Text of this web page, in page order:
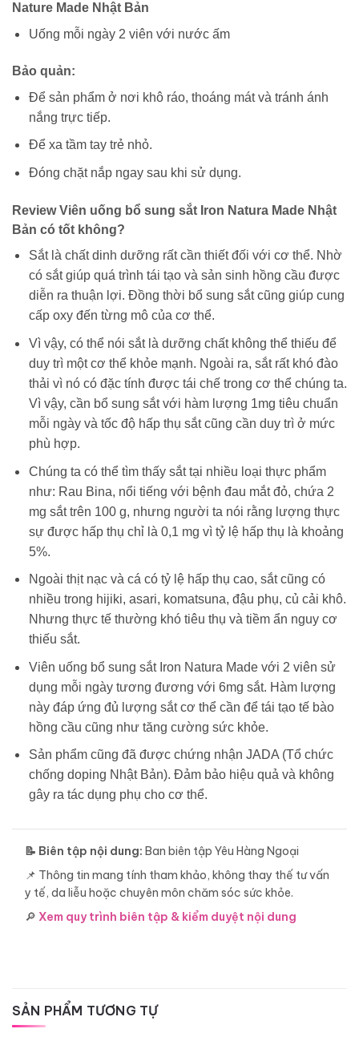
Nature Made Nhật Bản
Uống mỗi ngày 2 viên với nước ấm
Bảo quản:
Để sản phẩm ở nơi khô ráo, thoáng mát và tránh ánh
nắng trực tiếp.
Để xa tầm tay trẻ nhỏ.
Đóng chặt nắp ngay sau khi sử dụng.
Review Viên uống bổ sung sắt Iron Natura Made Nhật
Bản có tốt không?
Sắt là chất dinh dưỡng rất cần thiết đối với cơ thể. Nhờ
có sắt giúp quá trình tái tạo và sản sinh hồng cầu được
diễn ra thuận lợi. Đồng thời bổ sung sắt cũng giúp cung
cấp oxy đến từng mô của cơ thể.
Vì vậy, có thể nói sắt là dưỡng chất không thể thiếu để
duy trì một cơ thể khỏe mạnh. Ngoài ra, sắt rất khó đào
thải vì nó có đặc tính được tái chế trong cơ thể chúng ta.
Vì vậy, cần bổ sung sắt với hàm lượng 1mg tiêu chuẩn
mỗi ngày và tốc độ hấp thụ sắt cũng cần duy trì ở mức
phù hợp.
Chúng ta có thể tìm thấy sắt tại nhiều loại thực phẩm
như: Rau Bina, nổi tiếng với bệnh đau mắt đỏ, chứa 2
mg sắt trên 100 g, nhưng người ta nói rằng lượng thực
sự được hấp thụ chỉ là 0,1 mg vì tỷ lệ hấp thụ là khoảng
5%.
Ngoài thịt nạc và cá có tỷ lệ hấp thụ cao, sắt cũng có
nhiều trong hijiki, asari, komatsuna, đậu phụ, củ cải khô.
Nhưng thực tế thường khó tiêu thụ và tiềm ẩn nguy cơ
thiếu sắt.
Viên uống bổ sung sắt Iron Natura Made với 2 viên sử
dụng mỗi ngày tương đương với 6mg sắt. Hàm lượng
này đáp ứng đủ lượng sắt cơ thể cần để tái tạo tế bào
hồng cầu cũng như tăng cường sức khỏe.
Sản phẩm cũng đã được chứng nhận JADA (Tổ chức
chống doping Nhật Bản). Đảm bảo hiệu quả và không
gây ra tác dụng phụ cho cơ thể.
📝 Biên tập nội dung: Ban biên tập Yêu Hàng Ngoại
📌 Thông tin mang tính tham khảo, không thay thế tư vấn
y tế, da liễu hoặc chuyên môn chăm sóc sức khỏe.
🔎 Xem quy trình biên tập & kiểm duyệt nội dung
SẢN PHẨM TƯƠNG TỰ